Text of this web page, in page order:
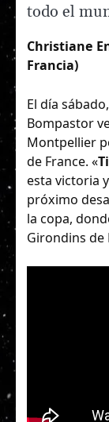
todo el
Christiane
Francia)
El día
Bompastor
Montpellier
de France. «
esta victoria
próximo
la copa,
Girondins de